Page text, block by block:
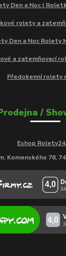
Den a Noc |
rolety a
Den a Noc Rolety
a zatemňovací
Předokenní rolety
/
Eshop
Komenského 78,